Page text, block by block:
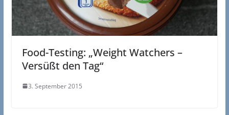
Food-Testing: „Weight Watchers –
Versüßt den Tag“
3. September 2015